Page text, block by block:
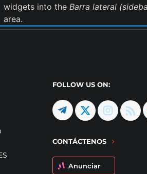
widgets into the Barra lateral
area.
FOLLOW US ON:
CONTÁCTENOS
Anunciar